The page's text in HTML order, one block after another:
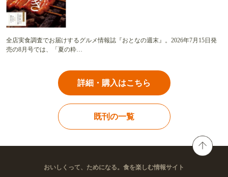
全店実食調査でお届けするグルメ情報誌『おとなの週末』。2026年7月15日発
売の8月号では、「夏の粋…
詳細・購入はこちら
既刊の一覧
おいしくって、ためになる。食を楽しむ情報サイト